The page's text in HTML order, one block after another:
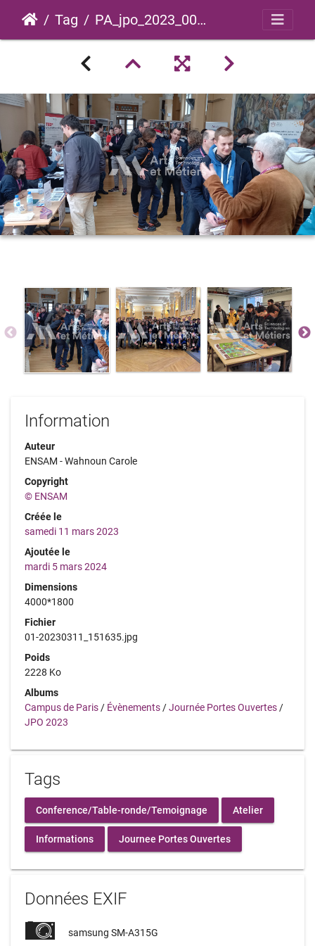
Tag PA_jpo_2023_0001
Information
Auteur
ENSAM - Wahnoun Carole
Copyright
© ENSAM
Créée le
samedi 11 mars 2023
Ajoutée le
mardi 5 mars 2024
Dimensions
4000*1800
Fichier
01-20230311_151635.jpg
Poids
2228 Ko
Albums
Campus de Paris/ Évènements/Journée Portes Ouvertes/
JPO 2023
Tags
Conference/Table-ronde/Temoignage Atelier
Informations Journee Portes Ouvertes
Données EXIF
samsung SM-A315G